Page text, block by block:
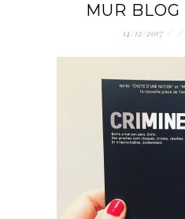
MUR
14/12/2017 / /